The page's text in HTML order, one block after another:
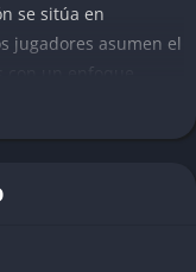
se sitúa en
jugadores asumen el
un enfoque
juego combina la
jugadores